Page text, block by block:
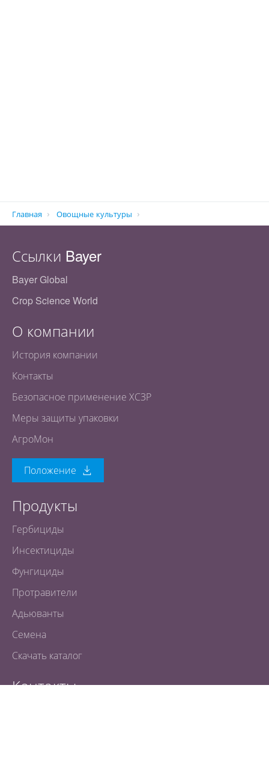
Строка
навигации
Главная Овощные культуры
Ссылки Bayer
Bayer Global
Crop Science World
Продукты
Гербициды
Инсектициды
Фунгициды
Протравители
Адьюванты
Семена
Скачать каталог
О компании
История компании
Контакты
Безопасное применение ХСЗР
Меры защиты упаковки
АгроМон
Положение
Контакты